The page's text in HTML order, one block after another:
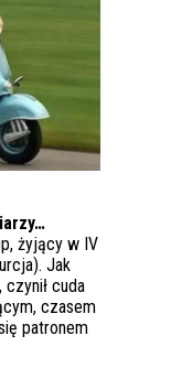
żyjący w IV
Jak
cuda
czasem
patronem